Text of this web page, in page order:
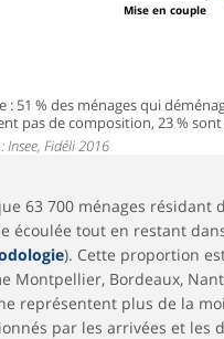
Mise en couple
: 51 % des ménages qui
pas de composition, 23 %
Insee, Fidéli 2016
63 700 ménages résidant
écoulée tout en restant
). Cette proportion
Montpellier, Bordeaux,
représentent plus de la
par les arrivées et les